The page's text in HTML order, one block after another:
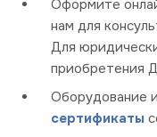
Оформите
нам для
Для
приобретения
Оборудование
сертификаты